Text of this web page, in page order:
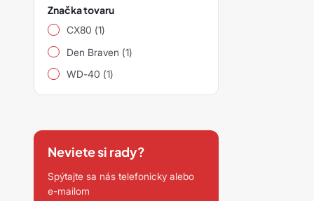
Značka tovaru
CX80 (1)
Den Braven (1)
WD-40 (1)
Neviete si rady?
Spýtajte sa nás telefonicky alebo
e-mailom